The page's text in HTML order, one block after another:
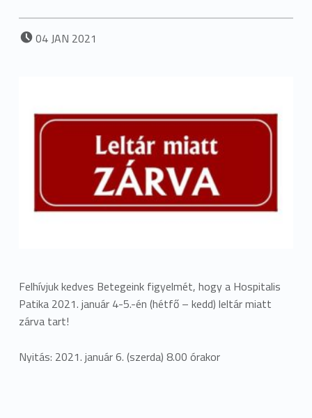
POSTED ON:
04JAN 2021
Felhívjuk kedves Betegeink figyelmét, hogy a Hospitalis
Patika 2021. január 4-5.-én (hétfő – kedd) leltár miatt
zárva tart!
Nyitás: 2021. január 6. (szerda) 8.00 órakor